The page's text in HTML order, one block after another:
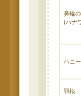
鼻輪
(ハナ
ハニ
羽根